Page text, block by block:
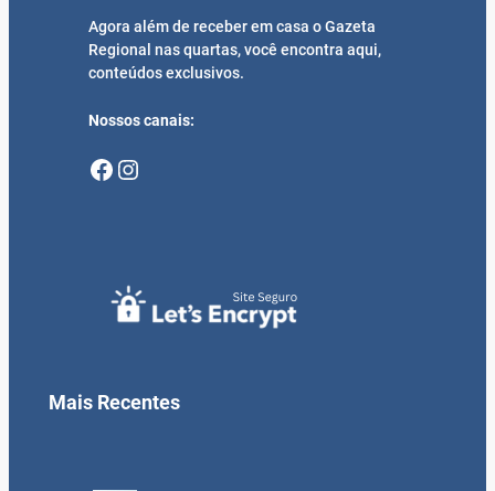
Agora além de receber em casa o Gazeta
Regional nas quartas, você encontra aqui,
conteúdos exclusivos.
Nossos canais:
Facebook Instagram
Mais Recentes